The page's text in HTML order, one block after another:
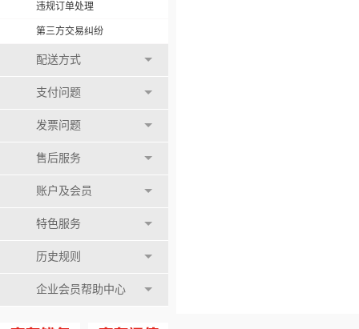
违规订单处理
第三方交易纠纷
配送方式
支付问题
发票问题
售后服务
账户及会员
特色服务
历史规则
企业会员帮助中心